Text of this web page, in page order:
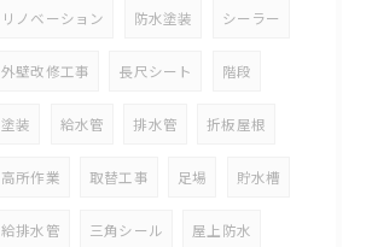
リノベーション 防水塗装 シーラー
外壁改修工事 長尺シート 階段
塗装 給水管 排水管 折板屋根
高所作業 取替工事 足場 貯水槽
給排水管 三角シール 屋上防水